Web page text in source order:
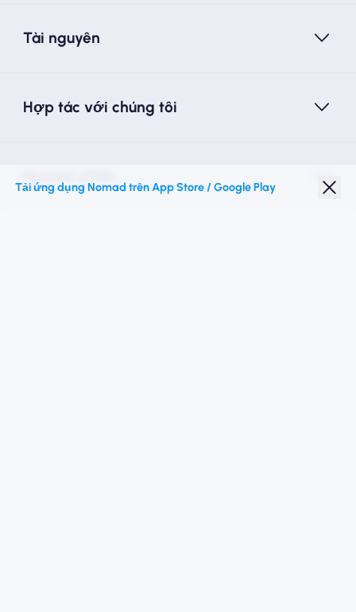
Tài nguyên
Hợp tác với chúng tôi
Tải ứng dụng Nomad trên App Store / Google Play